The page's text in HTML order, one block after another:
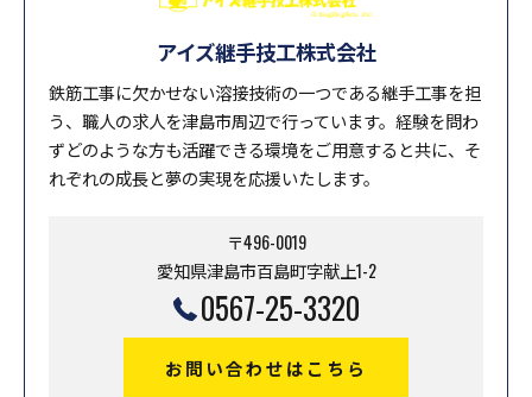
アイズ継手技工株式会社
鉄筋工事に欠かせない溶接技術の一つである継手工事を担
う、職人の求人を津島市周辺で行っています。経験を問わ
ずどのような方も活躍できる環境をご用意すると共に、そ
れぞれの成長と夢の実現を応援いたします。
〒496-0019
愛知県津島市百島町字献上1-2
0567-25-3320
お問い合わせはこちら